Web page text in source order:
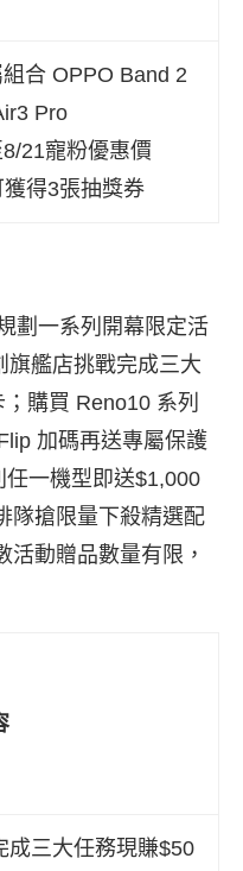
合 OPPO Band 2
Pro
21寵粉優惠價
得3張抽獎券
劃一系列開幕限定活
旗艦店挑戰完成三大
購買 Reno10 系列
加碼再送專屬保護
一機型即送$1,000
隊搶限量下殺精選配
動贈品數量有限，
成三大任務現賺$50